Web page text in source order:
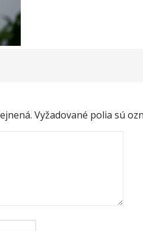
Vyžadované polia sú